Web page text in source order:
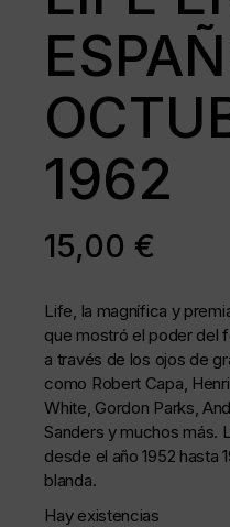
1962
15,00€
Life, la magnífica y
que mostró el poder del
a través de los ojos de
como Robert Capa,
White, Gordon Parks,
Sanders y muchos más.
desde el año 1952 hasta
blanda.
Hay existencias